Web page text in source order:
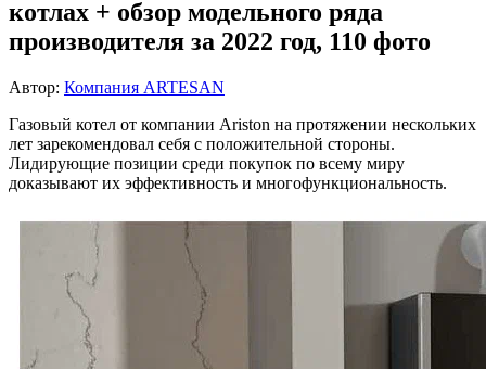
котлах + обзор модельного ряда
производителя за 2022 год, 110 фото
Автор: Компания ARTESAN
Газовый котел от компании Ariston на протяжении нескольких
лет зарекомендовал себя с положительной стороны.
Лидирующие позиции среди покупок по всему миру
доказывают их эффективность и многофункциональность.